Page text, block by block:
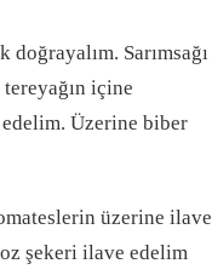
Sarımsağı
içine
edelim. Üzerine biber
üzerine ilave
şekeri ilave edelim